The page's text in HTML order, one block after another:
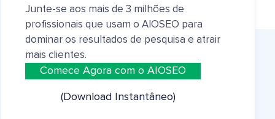
Junte-se aos mais de 3 milhões de
profissionais que usam o AIOSEO para
dominar os resultados de pesquisa e atrair
mais clientes.
Comece Agora com o AIOSEO
(Download Instantâneo)